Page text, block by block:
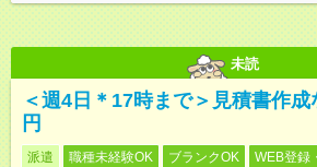
未読
＜週4日＊17時まで＞見積書作
円
派遣 職種未経験OK ブランクOK WEB登録